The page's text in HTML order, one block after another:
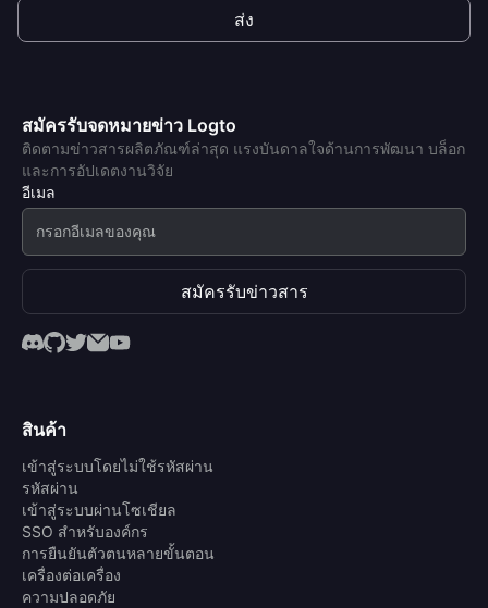
ส่ง
สมัครรับจดหมายข่าว Logto
ติดตามข่าวสารผลิตภัณฑ์ล่าสุด แรงบันดาลใจด้านการพัฒนา บล็อก
และการอัปเดตงานวิจัย
อีเมล
สมัครรับข่าวสาร
สินค้า
เข้าสู่ระบบโดยไม่ใช้รหัสผ่าน
รหัสผ่าน
เข้าสู่ระบบผ่านโซเชียล
SSO สำหรับองค์กร
การยืนยันตัวตนหลายขั้นตอน
เครื่องต่อเครื่อง
ความปลอดภัย